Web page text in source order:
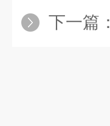
下一篇：